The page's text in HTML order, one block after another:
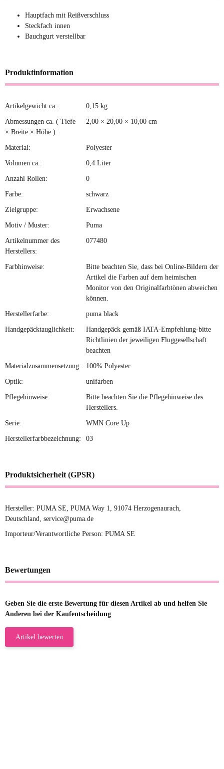
Hauptfach mit Reißverschluss
Steckfach innen
Bauchgurt verstellbar
Produktinformation
Produkteigenschaft
Wert
Artikelgewicht ca.: 0,15 kg
Abmessungen ca. ( Tiefe
× Breite × Höhe ):
2,00 × 20,00 × 10,00 cm
Material: Polyester
Volumen ca.: 0,4 Liter
Anzahl Rollen: 0
Farbe: schwarz
Zielgruppe: Erwachsene
Motiv / Muster: Puma
Artikelnummer des
Herstellers:
077480
Farbhinweise:
Bitte beachten Sie, dass bei Online-Bildern der
Artikel die Farben auf dem heimischen
Monitor von den Originalfarbtönen abweichen
können.
Herstellerfarbe: puma black
Handgepäcktauglichkeit:
Handgepäck gemäß IATA-Empfehlung-bitte
Richtlinien der jeweiligen Fluggesellschaft
beachten
Materialzusammensetzung: 100% Polyester
Optik: unifarben
Pflegehinweise:
Bitte beachten Sie die Pflegehinweise des
Herstellers.
Serie: WMN Core Up
Herstellerfarbbezeichnung: 03
Produktsicherheit (GPSR)
Hersteller: PUMA SE, PUMA Way 1, 91074 Herzogenaurach,
Deutschland, service@puma.de
Importeur/Verantwortliche Person: PUMA SE
Bewertungen
Geben Sie die erste Bewertung für diesen Artikel ab und helfen Sie
Anderen bei der Kaufentscheidung
Artikel bewerten